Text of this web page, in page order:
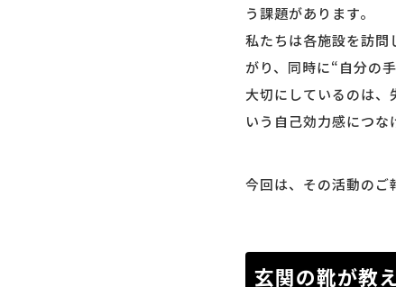
う課題があります。
私たちは各施設を訪問
がり、同時に“自分の
大切にしているのは、
いう自己効力感につな
今回は、その活動のご
玄関の靴が教